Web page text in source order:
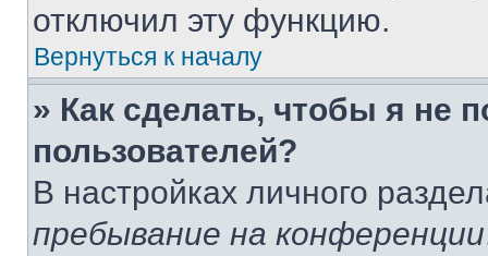
отключил эту функцию.
Вернуться к началу
» Как сделать, чтобы я не
пользователей?
В настройках личного
пребывание на конференции